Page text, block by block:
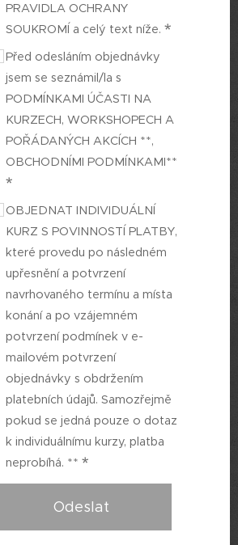
PRAVIDLA OCHRANY
SOUKROMÍ a celý text níže.
Před odesláním objednávky
jsem se seznámil/la s
PODMÍNKAMI ÚČASTI NA
KURZECH, WORKSHOPECH A
POŘÁDANÝCH AKCÍCH **,
OBCHODNÍMI PODMÍNKAMI**
OBJEDNAT INDIVIDUÁLNÍ
KURZ S POVINNOSTÍ PLATBY,
které provedu po následném
upřesnění a potvrzení
navrhovaného termínu a místa
konání a po vzájemném
potvrzení podmínek v e-
mailovém potvrzení
objednávky s obdržením
platebních údajů. Samozřejmě
pokud se jedná pouze o dotaz
k individuálnímu kurzy, platba
neprobíhá. **
Odeslat